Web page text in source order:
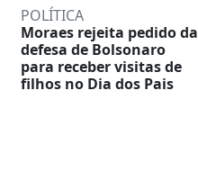
POLÍTICA
Moraes rejeita pedido da
defesa de Bolsonaro
para receber visitas de
filhos no Dia dos Pais